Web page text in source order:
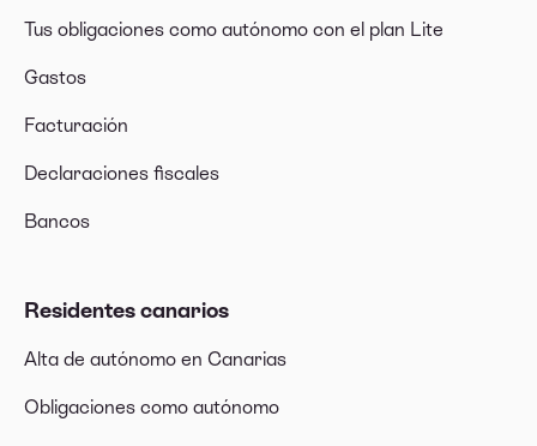
Tus obligaciones como autónomo con el plan Lite
Gastos
Facturación
Declaraciones fiscales
Bancos
Residentes canarios
Alta de autónomo en Canarias
Obligaciones como autónomo